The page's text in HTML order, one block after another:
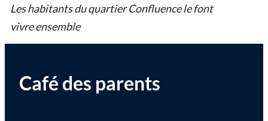
Les habitants du quartier Confluence le font
vivre ensemble
Café des parents